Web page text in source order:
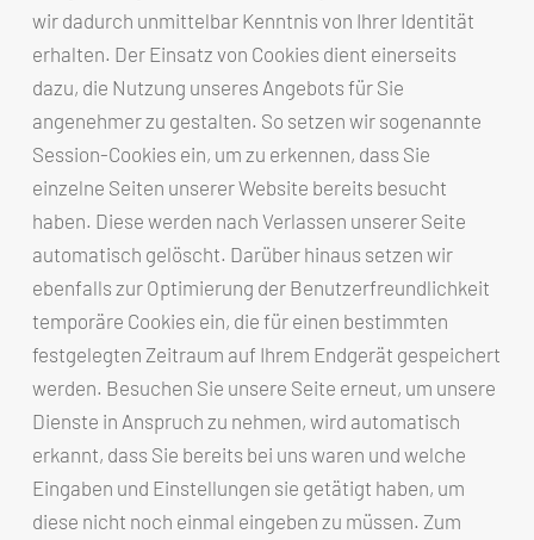
wir dadurch unmittelbar Kenntnis von Ihrer Identität
erhalten. Der Einsatz von Cookies dient einerseits
dazu, die Nutzung unseres Angebots für Sie
angenehmer zu gestalten. So setzen wir sogenannte
Session-Cookies ein, um zu erkennen, dass Sie
einzelne Seiten unserer Website bereits besucht
haben. Diese werden nach Verlassen unserer Seite
automatisch gelöscht. Darüber hinaus setzen wir
ebenfalls zur Optimierung der Benutzerfreundlichkeit
temporäre Cookies ein, die für einen bestimmten
festgelegten Zeitraum auf Ihrem Endgerät gespeichert
werden. Besuchen Sie unsere Seite erneut, um unsere
Dienste in Anspruch zu nehmen, wird automatisch
erkannt, dass Sie bereits bei uns waren und welche
Eingaben und Einstellungen sie getätigt haben, um
diese nicht noch einmal eingeben zu müssen. Zum